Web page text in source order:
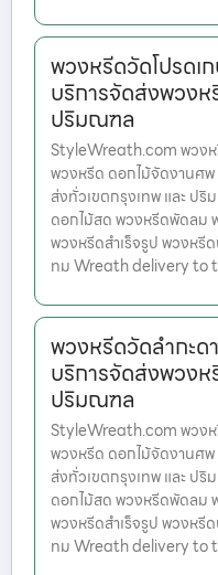
พวงหรีดวัดโปรดเ
บริการจัดส่งพวงห
ปริมณฑล
StyleWreath.com พวงห
พวงหรีด ดอกไม้จัดงานศ
ส่งทั่วเขตกรุงเทพ และ ป
ดอกไม้สด พวงหรีดพัดลม
พวงหรีดสำเร็จรูป พวงห
ทม Wreath delivery to
พวงหรีดวัดลำกะ
บริการจัดส่งพวงห
ปริมณฑล
StyleWreath.com พวงห
พวงหรีด ดอกไม้จัดงานศ
ส่งทั่วเขตกรุงเทพ และ ป
ดอกไม้สด พวงหรีดพัดลม
พวงหรีดสำเร็จรูป พวงห
ทม Wreath delivery to